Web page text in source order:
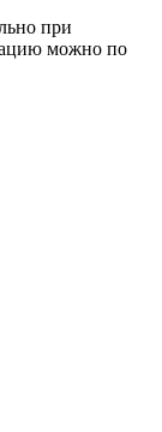
при
можно по